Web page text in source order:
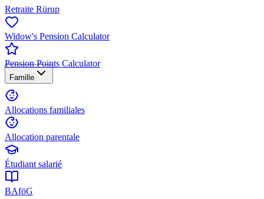
Retraite Rürup
Widow's Pension Calculator
Pension Points Calculator
Famille
Allocations familiales
Allocation parentale
Étudiant salarié
BAföG